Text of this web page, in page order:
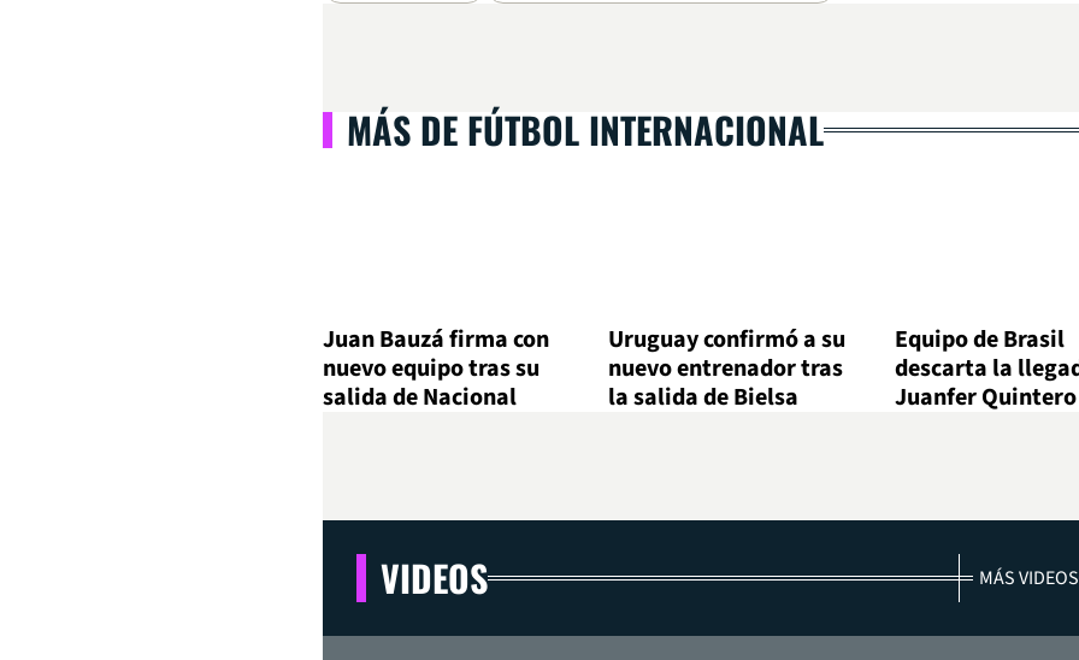
MÁS DE FÚTBOL INTERNACIONAL
Juan Bauzá firma con
nuevo equipo tras su
salida de Nacional
Uruguay confirmó a su
nuevo entrenador tras
la salida de Bielsa
Equipo de Brasil
descarta la
Juanfer Quintero
VIDEOS MÁS VIDEOS